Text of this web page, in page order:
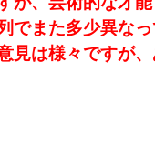
でまた多少異な
見は様々ですが